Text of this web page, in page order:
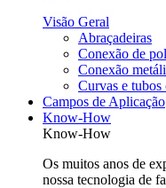
Visão Geral
Abraçadeiras
Conexão de
Conexão
Curvas e
Campos de Aplicação
Know-How
Know-How
Os muitos anos de
nossa tecnologia de